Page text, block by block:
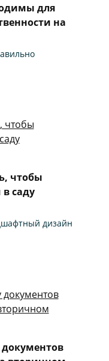
для
на
чтобы
саду
дизайн